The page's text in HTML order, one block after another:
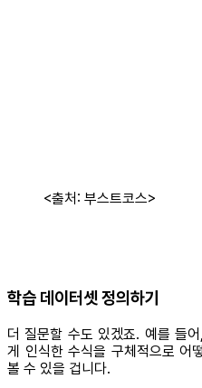
<출처: 부스트코스>
학습 데이터셋 정의하기
더 질문할 수도 있겠죠. 예를 들
게 인식한 수식을 구체적으로 어
볼 수 있을 겁니다.